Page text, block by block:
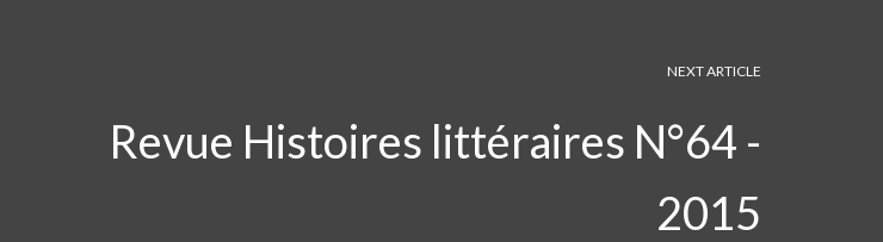
NEXT ARTICLE
Revue Histoires littéraires N°64 -
2015